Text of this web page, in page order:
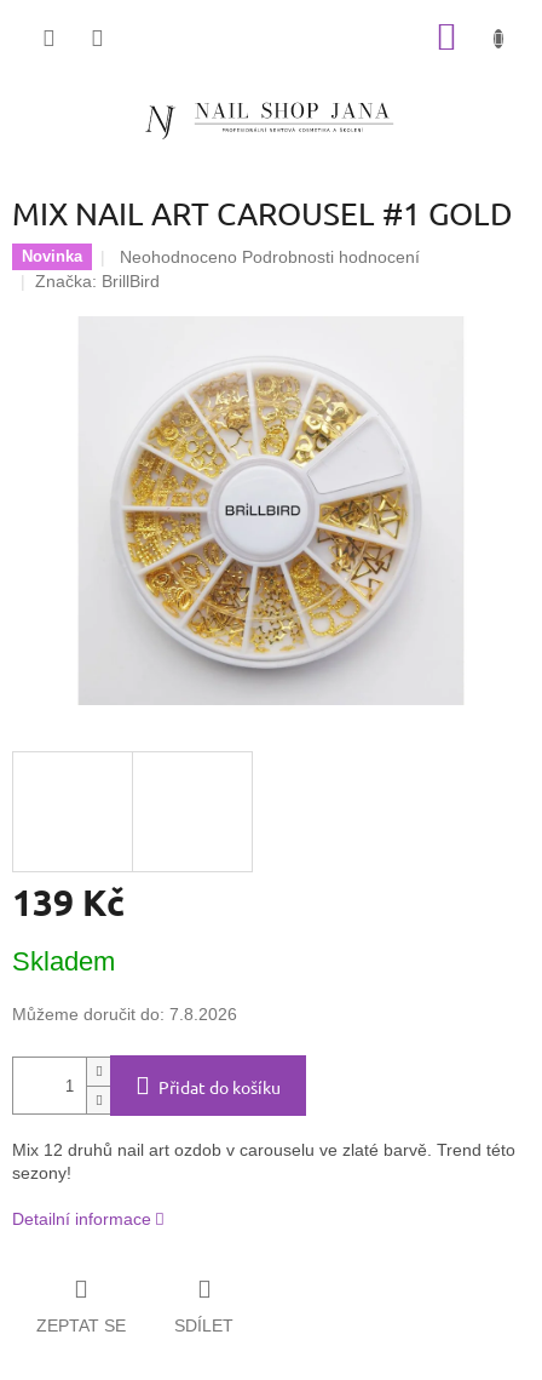
MIX NAIL ART CAROUSEL #1 GOLD
Novinka
Průměrné
hodnocení
hvězdiček.
Neohodnoceno Podrobnosti hodnocení
Značka: BrillBird
139 Kč
cena:
Skladem
Můžeme doručit do: 7.8.2026
Přidat do košíku
Mix 12 druhů nail art ozdob v carouselu ve zlaté barvě. Trend této
sezony!
Detailní informace
ZEPTAT SE SDÍLET